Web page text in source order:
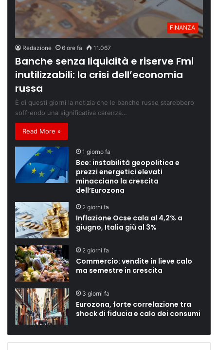
FINANZA
Redazione 6 ore fa 11.067
Banche senza liquidità e riserve Fmi
inutilizzabili: la crisi dell’economia
russa
È di questi giorni la notizia che le banche russe starebbero
soffrendo una significativa carenza…
Read More »
1 giorno fa
Bce: instabilità geopolitica e
prezzi energetici elevati
minacciano la crescita
dell’Eurozona
2 giorni fa
Inflazione Ocse cala al 4,2% a
giugno, Italia giù al 3%
2 giorni fa
Commercio: vendite in lieve calo
ma semestre in crescita
3 giorni fa
Eurozona, forte correlazione tra
shock di fiducia e calo dei consumi